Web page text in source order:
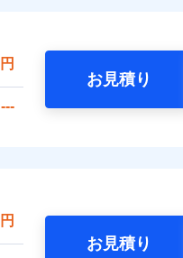
円
---
お見積り
円
お見積り